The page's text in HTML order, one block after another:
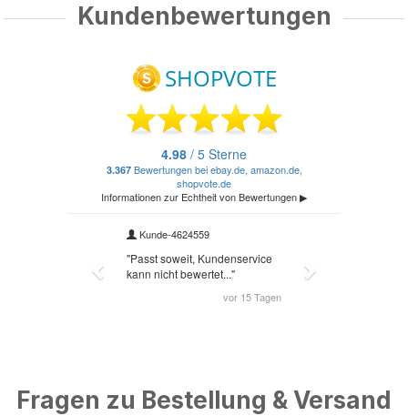
Kundenbewertungen
Fragen zu Bestellung & Versand